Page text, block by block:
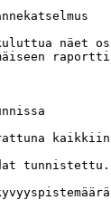
tunnistettu.